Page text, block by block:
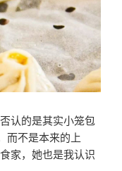
认的是其实小笼包
而不是本来的上
家，她也是我认识